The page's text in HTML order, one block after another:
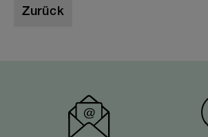
Zurück